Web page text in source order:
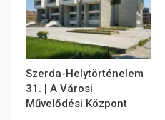
Szerda-Helytörténelem
31. | A Városi
Művelődési Központ